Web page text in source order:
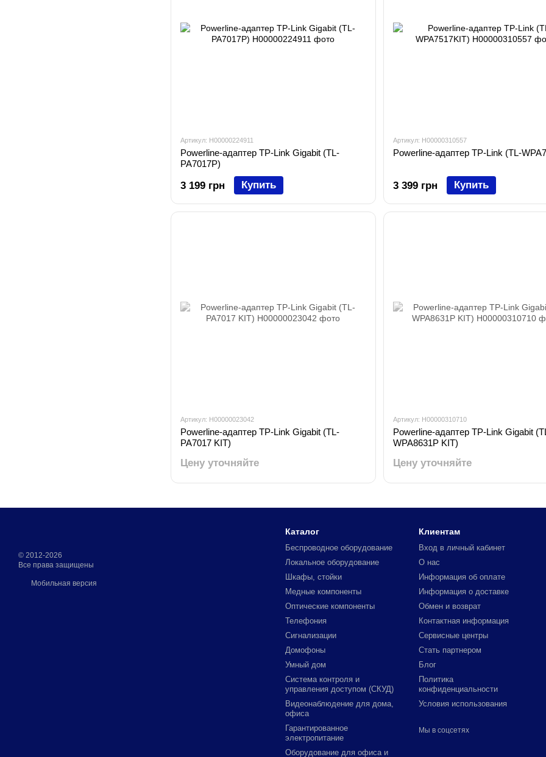
Артикул: H00000224911
Powerline-адаптер TP-Link Gigabit (TL-
PA7017P)
3 199 грн Купить
Артикул: H00000310557
Powerline-адаптер TP-Link (TL-
3 399 грн Купить
Артикул: H00000023042
Powerline-адаптер TP-Link Gigabit (TL-
PA7017 KIT)
Цену уточняйте
Артикул: H00000310710
Powerline-адаптер TP-Link Gigabit
WPA8631P KIT)
Цену уточняйте
© 2012-2026
Все права защищены
Мобильная версия
Каталог
Беспроводное оборудование
Локальное оборудование
Шкафы, стойки
Медные компоненты
Оптические компоненты
Телефония
Сигнализации
Домофоны
Умный дом
Система контроля и
управления доступом (СКУД)
Видеонаблюдение для дома,
офиса
Гарантированное
электропитание
Оборудование для офиса и
Клиентам
Вход в личный кабинет
О нас
Информация об оплате
Информация о доставке
Обмен и возврат
Контактная информация
Сервисные центры
Стать партнером
Блог
Политика
конфиденциальности
Условия использования
Мы в соцсетях